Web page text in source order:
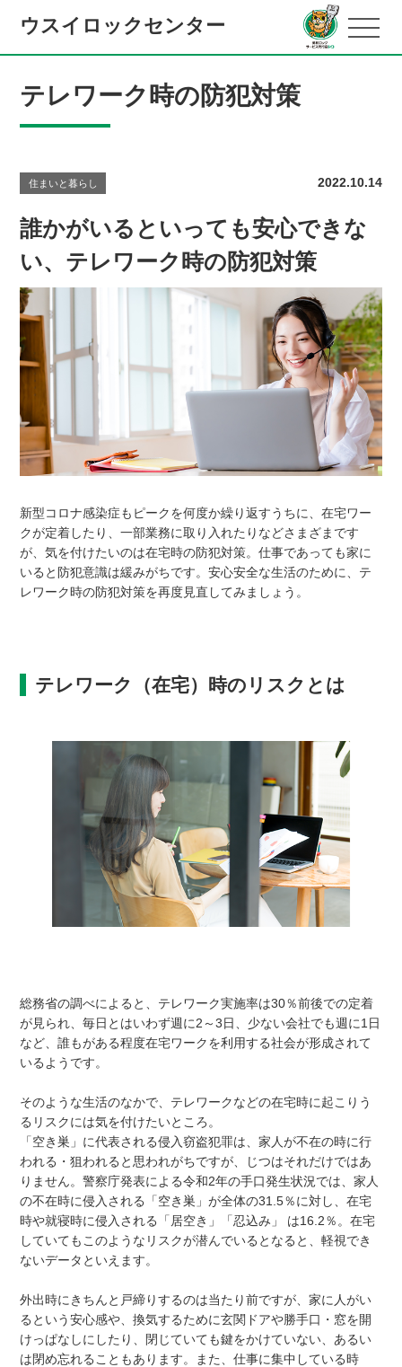
ウスイロックセンター
テレワーク時の防犯対策
住まいと暮らし 2022.10.14
誰かがいるといっても安心できな
い、テレワーク時の防犯対策
新型コロナ感染症もピークを何度か繰り返すうちに、在宅ワー
クが定着したり、一部業務に取り入れたりなどさまざまです
が、気を付けたいのは在宅時の防犯対策。仕事であっても家に
いると防犯意識は緩みがちです。安心安全な生活のために、テ
レワーク時の防犯対策を再度見直してみましょう。
テレワーク（在宅）時のリスクとは
総務省の調べによると、テレワーク実施率は30％前後での定着
が見られ、毎日とはいわず週に2～3日、少ない会社でも週に1日
など、誰もがある程度在宅ワークを利用する社会が形成されて
いるようです。
そのような生活のなかで、テレワークなどの在宅時に起こりう
るリスクには気を付けたいところ。
「空き巣」に代表される侵入窃盗犯罪は、家人が不在の時に行
われる・狙われると思われがちですが、じつはそれだけではあ
りません。警察庁発表による令和2年の手口発生状況では、家人
の不在時に侵入される「空き巣」が全体の31.5％に対し、在宅
時や就寝時に侵入される「居空き」「忍込み」 は16.2％。在宅
していてもこのようなリスクが潜んでいるとなると、軽視でき
ないデータといえます。
外出時にきちんと戸締りするのは当たり前ですが、家に人がい
るという安心感や、換気するために玄関ドアや勝手口・窓を開
けっぱなしにしたり、閉じていても鍵をかけていない、あるい
は閉め忘れることもあります。また、仕事に集中している時